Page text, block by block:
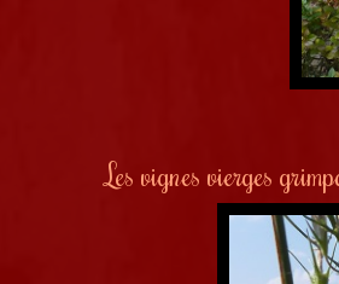
Les vignes vierges